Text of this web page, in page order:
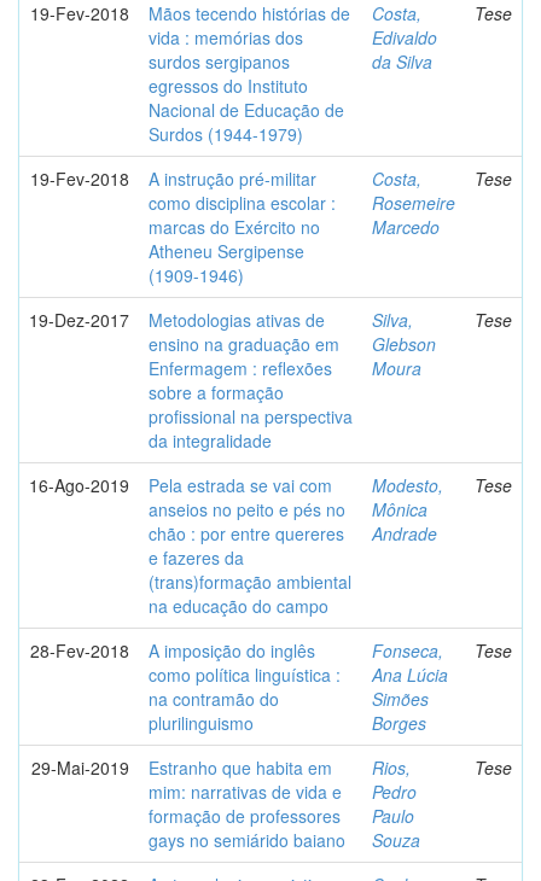
19-Fev-2018
Mãos tecendo histórias de
vida : memórias dos
surdos sergipanos
egressos do Instituto
Nacional de Educação de
Surdos (1944-1979)
Costa,
Edivaldo
da Silva
Tese
19-Fev-2018
A instrução pré-militar
como disciplina escolar :
marcas do Exército no
Atheneu Sergipense
(1909-1946)
Costa,
Rosemeire
Marcedo
Tese
19-Dez-2017
Metodologias ativas de
ensino na graduação em
Enfermagem : reflexões
sobre a formação
profissional na perspectiva
da integralidade
Silva,
Glebson
Moura
Tese
16-Ago-2019
Pela estrada se vai com
anseios no peito e pés no
chão : por entre quereres
e fazeres da
(trans)formação ambiental
na educação do campo
Modesto,
Mônica
Andrade
Tese
28-Fev-2018
A imposição do inglês
como política linguística :
na contramão do
plurilinguismo
Fonseca,
Ana Lúcia
Simões
Borges
Tese
29-Mai-2019
Estranho que habita em
mim: narrativas de vida e
formação de professores
gays no semiárido baiano
Rios,
Pedro
Paulo
Souza
Tese